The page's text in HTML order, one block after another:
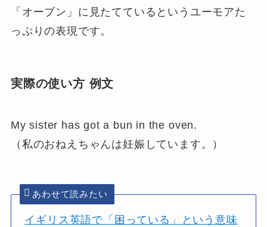
「オーブン」に見たてているというユーモアた
っぷりの表現です。
実際の使い方 例文
My sister has got a bun in the oven.
（私のおねえちゃんは妊娠しています。）
あわせて読みたい
イギリス英語で「困っている」という意味